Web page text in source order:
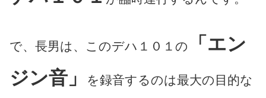
で、長男は、このデハ１０１の
「エン
ジン音」
を録音するのは最大の目的な